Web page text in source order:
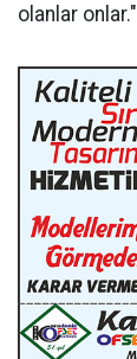
olanlar onlar."